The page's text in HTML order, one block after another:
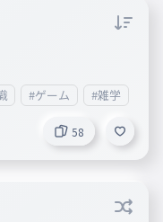
しれないですが、大目に
日 休み 8月11日 1本投稿
まで 毎日1本投稿 8月21
投稿する。
#ゲーム #雑学
58